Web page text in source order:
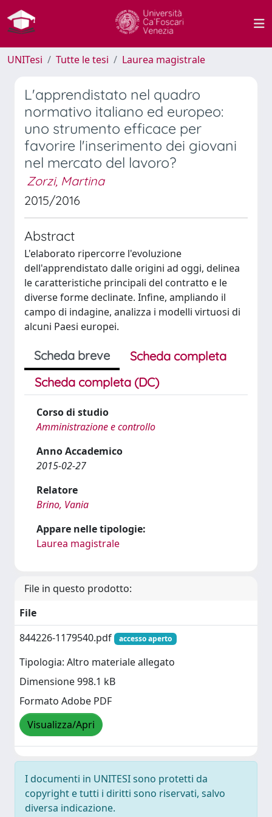
UNITesi Tutte le tesi Laurea magistrale
L'apprendistato nel quadro
normativo italiano ed europeo:
uno strumento efficace per
favorire l'inserimento dei giovani
nel mercato del lavoro?
Zorzi, Martina
2015/2016
Abstract
L'elaborato ripercorre l'evoluzione
dell'apprendistato dalle origini ad oggi, delinea
le caratteristiche principali del contratto e le
diverse forme declinate. Infine, ampliando il
campo di indagine, analizza i modelli virtuosi di
alcuni Paesi europei.
Scheda breve
Scheda completa
Scheda completa (DC)
Corso di studio
Amministrazione e controllo
Anno Accademico
2015-02-27
Relatore
Brino, Vania
Appare nelle tipologie:
Laurea magistrale
File in questo prodotto:
File
844226-1179540.pdf
accesso aperto
Tipologia: Altro materiale allegato
Dimensione 998.1 kB
Formato Adobe PDF
Visualizza/Apri
I documenti in UNITESI sono protetti da
copyright e tutti i diritti sono riservati, salvo
diversa indicazione.